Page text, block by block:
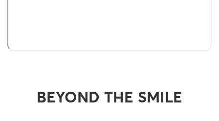
BEYOND THE SMILE